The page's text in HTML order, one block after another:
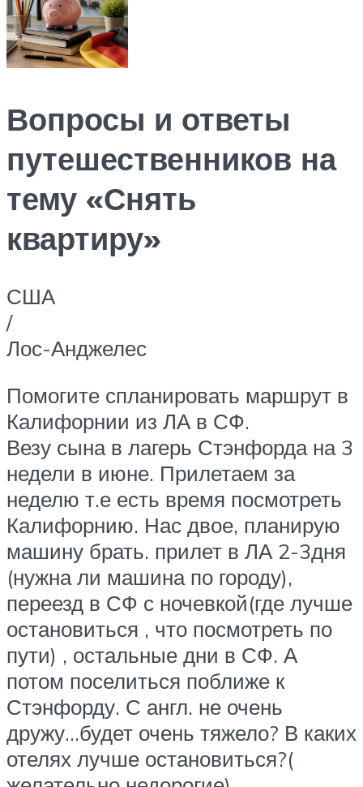
Вопросы и ответы
путешественников на
тему «Снять
квартиру»
США
/
Лос-Анджелес
Помогите спланировать маршрут в
Калифорнии из ЛА в СФ.
Везу сына в лагерь Стэнфорда на 3
недели в июне. Прилетаем за
неделю т.е есть время посмотреть
Калифорнию. Нас двое, планирую
машину брать. прилет в ЛА 2-3дня
(нужна ли машина по городу),
переезд в СФ с ночевкой(где лучше
остановиться , что посмотреть по
пути) , остальные дни в СФ. А
потом поселиться поближе к
Стэнфорду. С англ. не очень
дружу…будет очень тяжело? В каких
отелях лучше остановиться?(